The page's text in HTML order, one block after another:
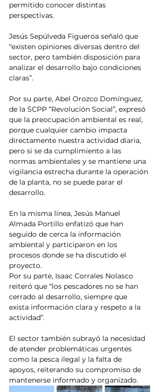
permitido conocer distintas
perspectivas.
Jesús Sepúlveda Figueroa señaló que
“existen opiniones diversas dentro del
sector, pero también disposición para
analizar el desarrollo bajo condiciones
claras”.
Por su parte, Abel Orozco Domínguez,
de la SCPP “Revolución Social”, expresó
que la preocupación ambiental es real,
porque cualquier cambio impacta
directamente nuestra actividad diaria,
pero si se da cumplimiento a las
normas ambientales y se mantiene una
vigilancia estrecha durante la operación
de la planta, no se puede parar el
desarrollo.
En la misma línea, Jesús Manuel
Almada Portillo enfatizó que han
seguido de cerca la información
ambiental y participaron en los
procesos donde se ha discutido el
proyecto.
Por su parte, Isaac Corrales Nolasco
reiteró que “los pescadores no se han
cerrado al desarrollo, siempre que
exista información clara y respeto a la
actividad”.
El sector también subrayó la necesidad
de atender problemáticas urgentes
como la pesca ilegal y la falta de
apoyos, reiterando su compromiso de
mantenerse informado y organizado.